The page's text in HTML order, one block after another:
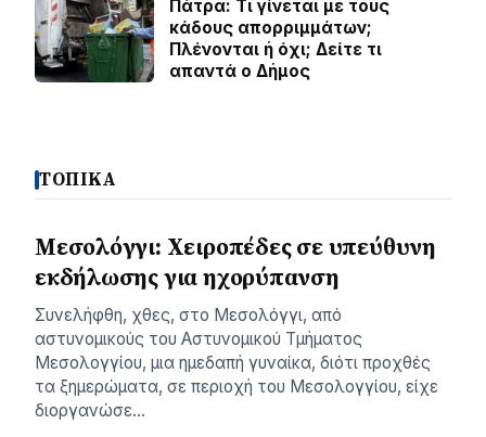
Πάτρα: Τι γίνεται με τους
κάδους απορριμμάτων;
Πλένονται ή όχι; Δείτε τι
απαντά ο Δήμος
ΤΟΠΙΚΑ
Μεσολόγγι: Χειροπέδες σε υπεύθυνη
εκδήλωσης για ηχορύπανση
Συνελήφθη, χθες, στο Μεσολόγγι, από
αστυνομικούς του Αστυνομικού Τμήματος
Μεσολογγίου, μια ημεδαπή γυναίκα, διότι προχθές
τα ξημερώματα, σε περιοχή του Μεσολογγίου, είχε
διοργανώσε…